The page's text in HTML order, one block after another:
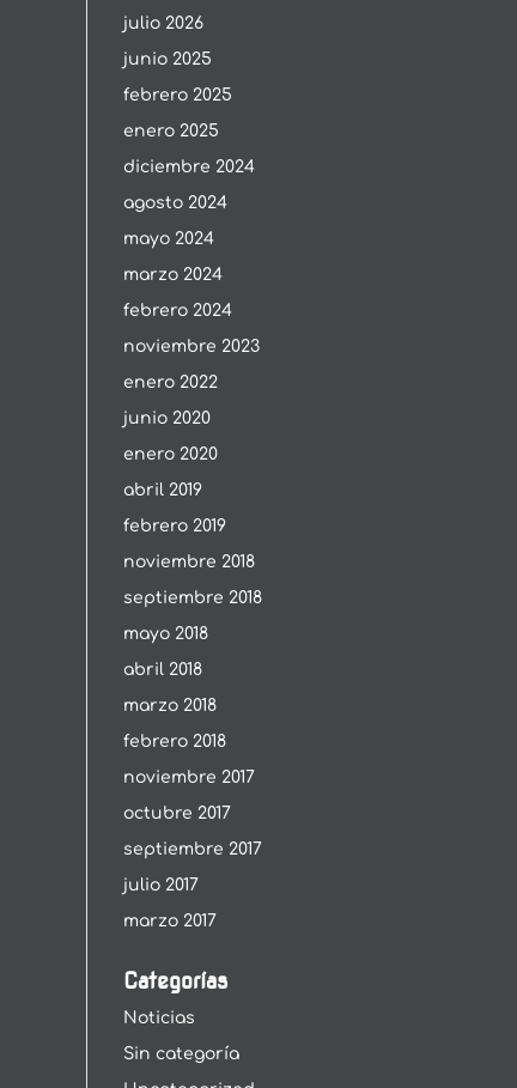
julio 2026
junio 2025
febrero 2025
enero 2025
diciembre 2024
agosto 2024
mayo 2024
marzo 2024
febrero 2024
noviembre 2023
enero 2022
junio 2020
enero 2020
abril 2019
febrero 2019
noviembre 2018
septiembre 2018
mayo 2018
abril 2018
marzo 2018
febrero 2018
noviembre 2017
octubre 2017
septiembre 2017
julio 2017
marzo 2017
Categorías
Noticias
Sin categoría